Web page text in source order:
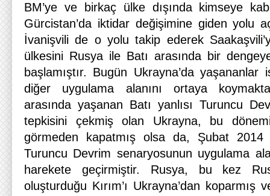
BM’ye ve birkaç ülke dışında kimseye
Gürcistan’da iktidar değişimine giden yolu
İvanişvili de o yolu takip ederek
ülkesini Rusya ile Batı arasında bir
başlamıştır. Bugün Ukrayna’da yaşananlar
diğer uygulama alanını ortaya
arasında yaşanan Batı yanlısı Turuncu
tepkisini çekmiş olan Ukrayna, bu
görmeden kapatmış olsa da, Şubat
Turuncu Devrim senaryosunun uygulama
harekete geçirmiştir. Rusya, bu kez Rus
oluşturduğu Kırım’ı Ukrayna’dan